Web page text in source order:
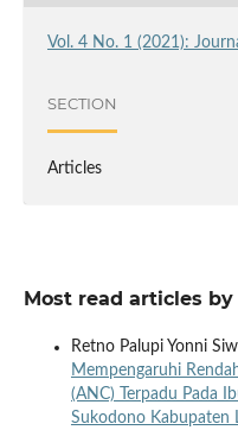
Vol. 4 No. 1 (2021):
SECTION
Articles
Most read articles
Retno Palupi Yonni
Mempengaruhi
(ANC) Terpadu Pada
Sukodono Kabupaten